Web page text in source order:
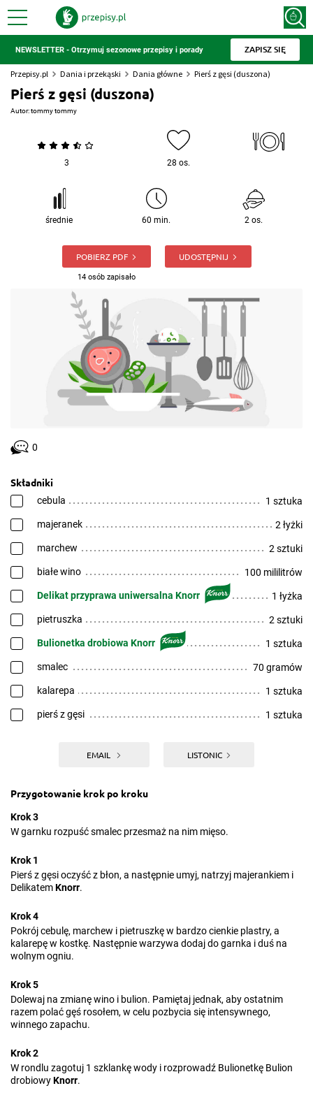
NEWSLETTER - Otrzymuj sezonowe przepisy i porady ZAPISZ SIĘ
Przepisy.pl Dania i przekąski Dania główne Pierś z gęsi (duszona)
Pierś z gęsi (duszona)
Autor:tommy tommy
3 28 os.
średnie 60 min. 2 os.
POBIERZ PDF
14 osób zapisało
UDOSTĘPNIJ
0
Składniki
cebula 1 sztuka
majeranek 2 łyżki
marchew 2 sztuki
białe wino 100 mililitrów
Delikat przyprawa uniwersalna Knorr 1 łyżka
pietruszka 2 sztuki
Bulionetka drobiowa Knorr 1 sztuka
smalec 70 gramów
kalarepa 1 sztuka
pierś z gęsi 1 sztuka
EMAIL LISTONIC
Przygotowanie krok po kroku
Krok 3
W garnku rozpuść smalec przesmaż na nim mięso.
Krok 1
Pierś z gęsi oczyść z błon, a następnie umyj, natrzyj majerankiem i
DelikatemKnorr.
Krok 4
Pokrój cebulę, marchew i pietruszkę w bardzo cienkie plastry, a
kalarepę w kostkę. Następnie warzywa dodaj do garnka i duś na
wolnym ogniu.
Krok 5
Dolewaj na zmianę wino i bulion. Pamiętaj jednak, aby ostatnim
razem polać gęś rosołem, w celu pozbycia się intensywnego,
winnego zapachu.
Krok 2
W rondlu zagotuj 1 szklankę wody i rozprowadź Bulionetkę Bulion
drobiowyKnorr.